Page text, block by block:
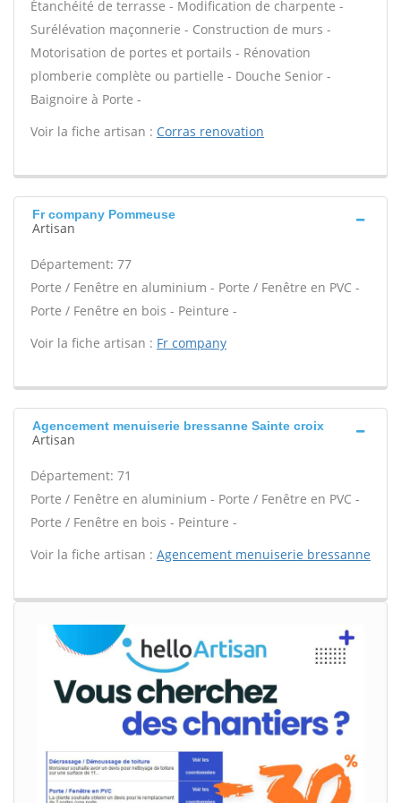
Étanchéité de terrasse - Modification de charpente -
Surélévation maçonnerie - Construction de murs -
Motorisation de portes et portails - Rénovation
plomberie complète ou partielle - Douche Senior -
Baignoire à Porte -
Voir la fiche artisan : Corras renovation
Fr company Pommeuse
Artisan
Département: 77
Porte / Fenêtre en aluminium - Porte / Fenêtre en PVC -
Porte / Fenêtre en bois - Peinture -
Voir la fiche artisan : Fr company
Agencement menuiserie bressanne Sainte croix
Artisan
Département: 71
Porte / Fenêtre en aluminium - Porte / Fenêtre en PVC -
Porte / Fenêtre en bois - Peinture -
Voir la fiche artisan : Agencement menuiserie bressanne